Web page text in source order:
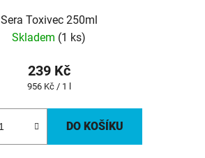
Sera Toxivec 250ml
Skladem (1 ks)
239 Kč
Měrná
956 Kč / 1 l
DO KOŠÍKU